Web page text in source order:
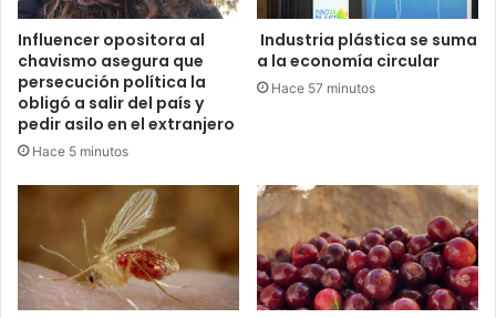
Influencer opositora al
chavismo asegura que
persecución política la
obligó a salir del país y
pedir asilo en el extranjero
Hace 5 minutos
Industria plástica se suma
a la economía circular
Hace 57 minutos